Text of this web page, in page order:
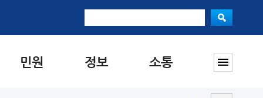
민원 정보 소통